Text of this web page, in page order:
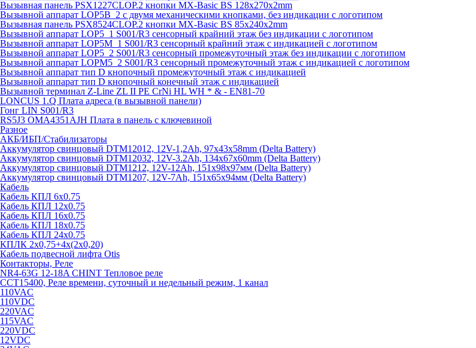
Вызывная панель PSX1227CLOP.2 кнопки MX-Basic BS 128х270х2mm
Вызывной аппарат LOP5B_2 с двумя механическими кнопками, без индикации с логотипом
Вызывная панель PSX8524CLOP.2 кнопки MX-Basic BS 85х240х2mm
Вызывной аппарат LOP5_1 S001/R3 сенсорный крайний этаж без индикации с логотипом
Вызывной аппарат LOP5M_1 S001/R3 сенсорный крайний этаж с индикацией с логотипом
Вызывной аппарат LOP5_2 S001/R3 сенсорный промежуточный этаж без индикации с логотипом
Вызывной аппарат LOPM5_2 S001/R3 сенсорный промежуточный этаж с индикацией с логотипом
Вызывной аппарат тип D кнопочный промежуточный этаж с индикацией
Вызывной аппарат тип D кнопочный конечный этаж с индикацией
Вызывной терминал Z-Line ZL II PE CrNi HL WH * & - EN81-70
LONCUS 1.Q Плата адреса (в вызывной панели)
Гонг LIN S001/R3
RS5J3 OMA4351AJH Плата в панель с ключевиной
Разное
АКБ/ИБП/Стабилизаторы
Аккумулятор свинцовый DTM12012, 12V-1,2Ah, 97х43х58mm (Delta Battery)
Аккумулятор свинцовый DTM12032, 12V-3.2Ah, 134x67x60mm (Delta Battery)
Аккумулятор свинцовый DTM1212, 12V-12Ah, 151х98х97мм (Delta Battery)
Аккумулятор свинцовый DTM1207, 12V-7Ah, 151х65х94мм (Delta Battery)
Кабель
Кабель КПЛ 6х0.75
Кабель КПЛ 12х0.75
Кабель КПЛ 16х0.75
Кабель КПЛ 18х0.75
Кабель КПЛ 24х0.75
КПЛК 2х0,75+4х(2х0,20)
Кабель подвесной лифта Otis
Контакторы, Реле
NR4-63G 12-18A CHINT Тепловое реле
CCT15400, Реле времени, суточный и недельный режим, 1 канал
110VAC
110VDC
220VAC
115VAC
220VDC
12VDC